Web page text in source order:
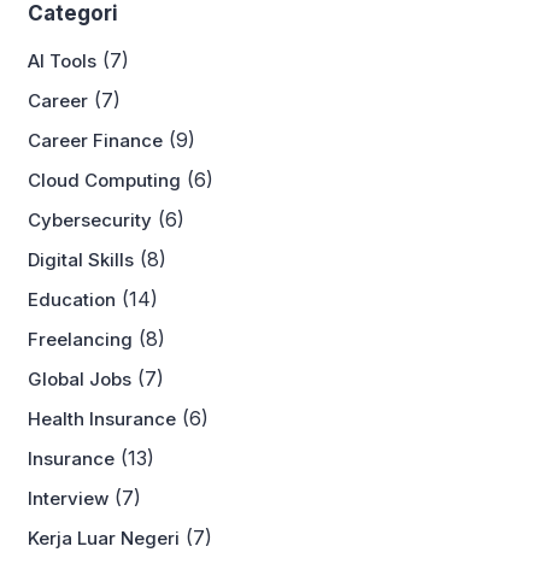
Categori
AI Tools (7)
Career (7)
Career Finance (9)
Cloud Computing (6)
Cybersecurity (6)
Digital Skills (8)
Education (14)
Freelancing (8)
Global Jobs (7)
Health Insurance (6)
Insurance (13)
Interview (7)
Kerja Luar Negeri (7)